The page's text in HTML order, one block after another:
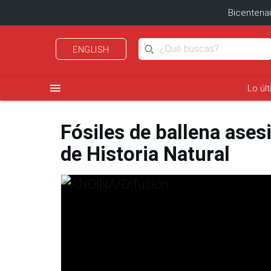
ENGLISH
menu Lo
Fósiles de ballena
de Historia Natural